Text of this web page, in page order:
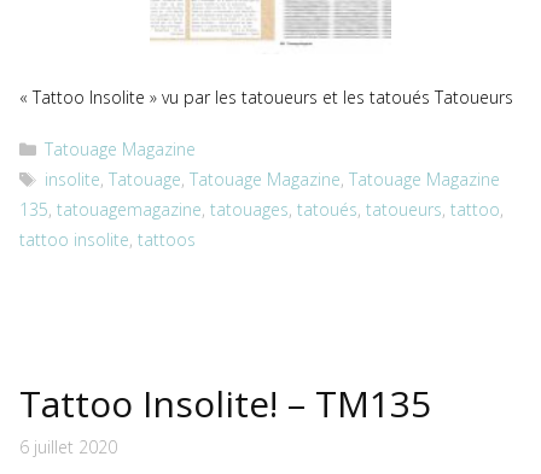
« Tattoo Insolite » vu par les tatoueurs et les tatoués Tatoueurs
Catégories
Tatouage Magazine
Étiquettes
insolite,Tatouage,Tatouage Magazine,Tatouage Magazine
135, tatouagemagazine, tatouages, tatoués, tatoueurs, tattoo,
tattoo insolite, tattoos
Tattoo Insolite! – TM135
6 juillet 2020